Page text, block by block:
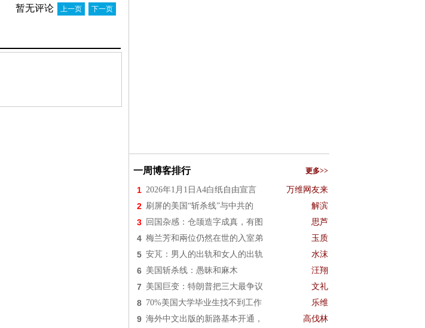
暂无评论 上一页 下一页
一周博客排行 更多>>
1 2026年1月1日A4白纸自由宣言 万维网友来
2 刷屏的美国“斩杀线”与中共的 解滨
3 回国杂感：仓颉造字成真，有图 思芦
4 梅兰芳和兩位仍然在世的入室弟 玉质
5 安芃：男人的出轨和女人的出轨 水沫
6 美国斩杀线：愚昧和麻木 汪翔
7 美国巨变：特朗普把三大最争议 文礼
8 70%美国大学毕业生找不到工作 乐维
9 海外中文出版的新路基本开通， 高伐林